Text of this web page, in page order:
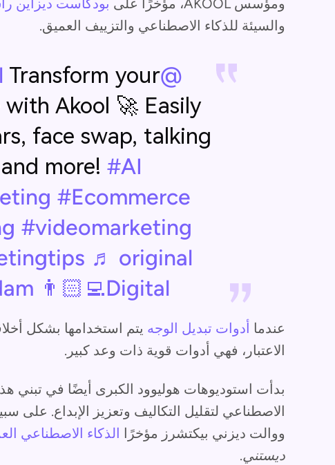
ومؤسس AKOOL، مؤخرًا على
بودكاست ديزاين
والسيئة للذكاء الاصطناعي والتزييف العميق.
@adam.digital
Transform your
Akool 🚀 Easily
face swap, talking
more! #AI
#Ecommerce
#videomarketing
♬ original
👨🏻‍💻Digital
عندما أدوات تبديل الوجه يتم استخدامها بشكل
الاعتبار، فهي أدوات قوية ذات وعد كبير.
بدأت استوديوهات هوليوود الكبرى أيضًا في تبني هذه
الاصطناعي لتقليل التكاليف وتعزيز الإبداع. على
ووالت ديزني بيكتشرز مؤخرًا
الذكاء الاصطناعي
ديستني.